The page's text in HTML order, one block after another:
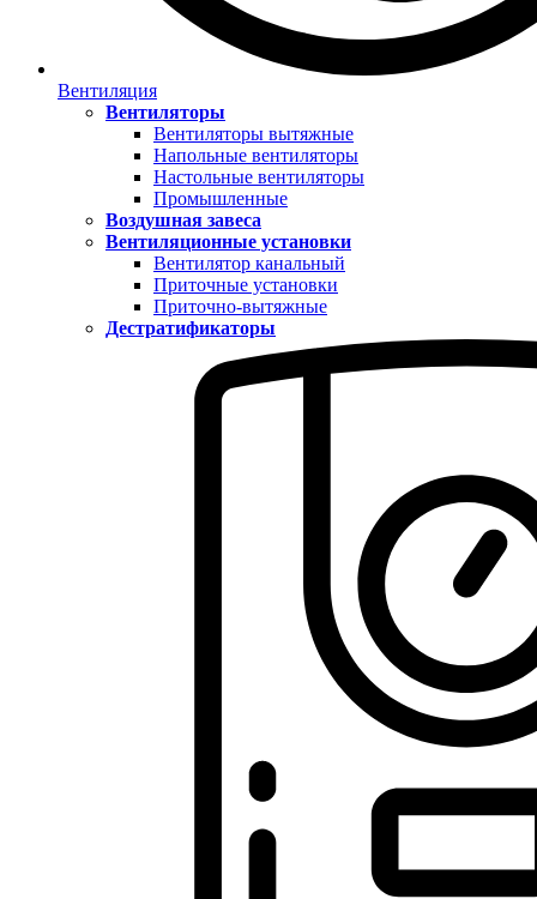
Вентиляция
Вентиляторы
Вентиляторы вытяжные
Напольные вентиляторы
Настольные вентиляторы
Промышленные
Воздушная завеса
Вентиляционные установки
Вентилятор канальный
Приточные установки
Приточно-вытяжные
Дестратификаторы